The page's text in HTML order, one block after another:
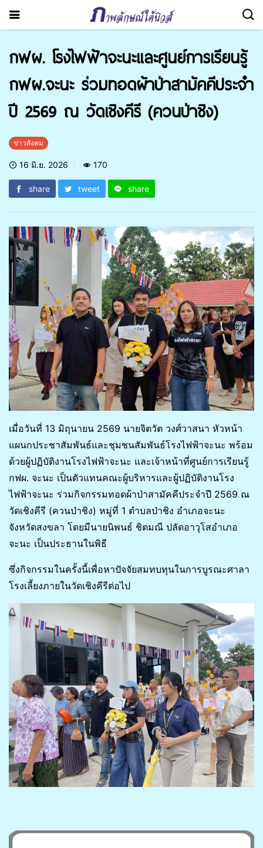
กฟผ. โรงไฟฟ้าจะนะและศูนย์การเรียนรู้
กฟผ.จะนะ ร่วมทอดผ้าป่าสามัคคีประจำ
ปี 2569 ณ วัดเชิงคีรี (ควนป่าชิง)
ข่าวสังคม
16 มิ.ย. 2026 170
share tweet share
เมื่อวันที่ 13 มิถุนายน 2569 นายจิตวัต วงศ์วาสนา หัวหน้า
แผนกประชาสัมพันธ์และชุมชนสัมพันธ์โรงไฟฟ้าจะนะ พร้อม
ด้วยผู้ปฏิบัติงานโรงไฟฟ้าจะนะ และเจ้าหน้าที่ศูนย์การเรียนรู้
กฟผ. จะนะ เป็นตัวแทนคณะผู้บริหารและผู้ปฏิบัติงานโรง
ไฟฟ้าจะนะ ร่วมกิจกรรมทอดผ้าป่าสามัคคีประจำปี 2569 ณ
วัดเชิงคีรี (ควนป่าชิง) หมู่ที่ 1 ตำบลป่าชิง อำเภอจะนะ
จังหวัดสงขลา โดยมีนายนิพนธ์ ชิตมณี ปลัดอาวุโสอำเภอ
จะนะ เป็นประธานในพิธี
ซึ่งกิจกรรมในครั้งนี้เพื่อหาปัจจัยสมทบทุนในการบูรณะศาลา
โรงเลี้ยงภายในวัดเชิงคีรีต่อไป